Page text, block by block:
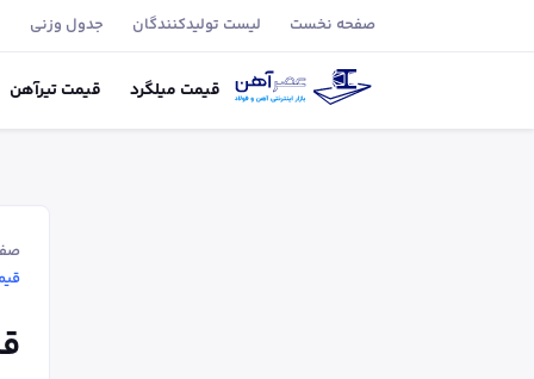
صفحه نخست لیست تولید‌کنندگان جدول وزنی
قیمت میلگرد قیمتتیر‌آهن